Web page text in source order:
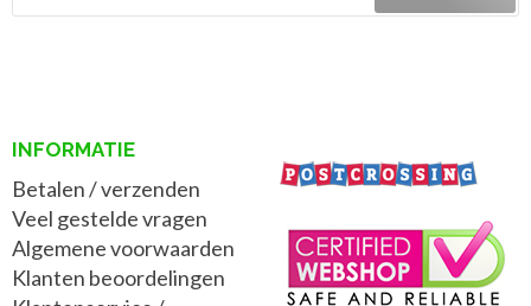
INFORMATIE
Betalen / verzenden
Veel gestelde vragen
Algemene voorwaarden
Klanten beoordelingen